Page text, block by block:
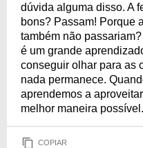
dúvida alguma disso. A
bons? Passam! Porque
também não
é um grande
conseguir olhar para as
nada permanece.
aprendemos a
melhor maneira possível.
COPIAR